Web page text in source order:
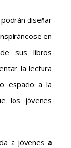
diseñar
en
sus libros
la lectura
espacio a la
los jóvenes
a jóvenes a